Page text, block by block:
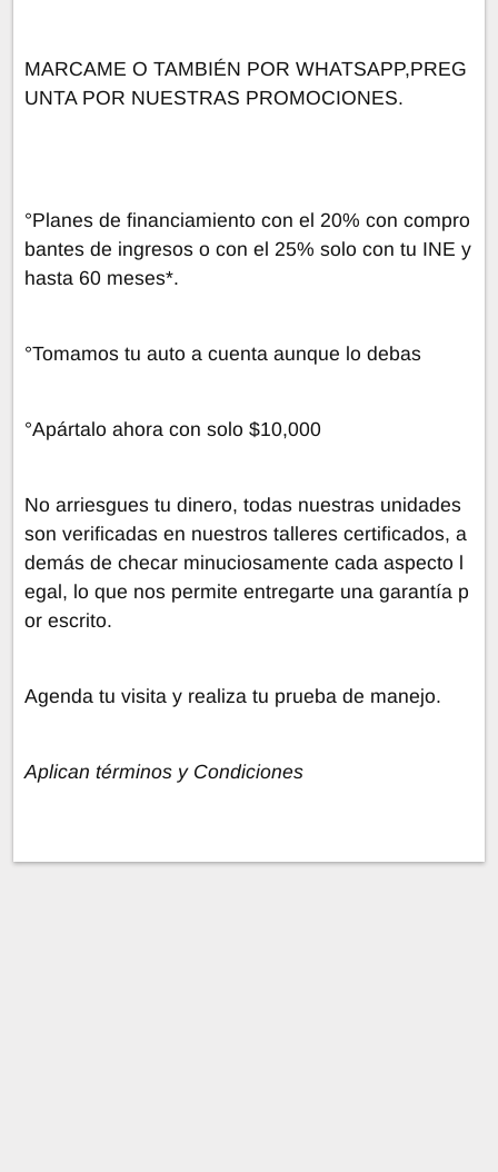
MARCAME O TAMBIÉN POR WHATSAPP,PREG
UNTA POR NUESTRAS PROMOCIONES.
°Planes de financiamiento con el 20% con compro
bantes de ingresos o con el 25% solo con tu INE y
hasta 60 meses*.
°Tomamos tu auto a cuenta aunque lo debas
°Apártalo ahora con solo $10,000
No arriesgues tu dinero, todas nuestras unidades
son verificadas en nuestros talleres certificados, a
demás de checar minuciosamente cada aspecto l
egal, lo que nos permite entregarte una garantía p
or escrito.
Agenda tu visita y realiza tu prueba de manejo.
Aplican términos y Condiciones